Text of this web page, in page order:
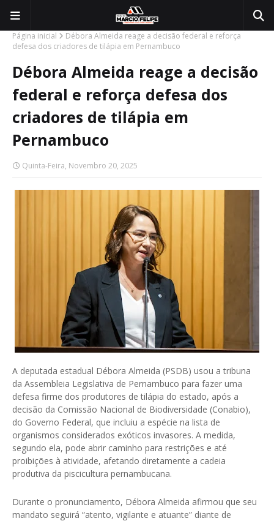
Página inicial
Débora Almeida reage a decisão federal e reforça
defesa dos criadores de tilápia em Pernambuco
Débora Almeida reage a decisão
federal e reforça defesa dos
criadores de tilápia em
Pernambuco
Quinta-Feira, Novembro 20, 2025
A deputada estadual Débora Almeida (PSDB) usou a tribuna
da Assembleia Legislativa de Pernambuco para fazer uma
defesa firme dos produtores de tilápia do estado, após a
decisão da Comissão Nacional de Biodiversidade (Conabio),
do Governo Federal, que incluiu a espécie na lista de
organismos considerados exóticos invasores. A medida,
segundo ela, pode abrir caminho para restrições e até
proibições à atividade, afetando diretamente a cadeia
produtiva da piscicultura pernambucana.
Durante o pronunciamento, Débora Almeida afirmou que seu
mandato seguirá “atento, vigilante e atuante” diante de